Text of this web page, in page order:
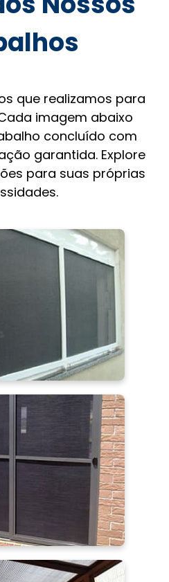
que realizamos para
imagem abaixo
concluído com
garantida. Explore
para suas próprias